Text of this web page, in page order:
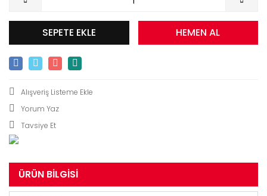
SEPETE EKLE HEMEN AL
Yorum Yaz
Tavsiye Et
ÜRÜN BILGISI